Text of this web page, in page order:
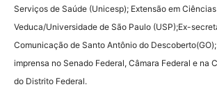
Serviços de Saúde (Unicesp); Extensão em
Veduca/Universidade de São Paulo (USP);Ex-
Comunicação de Santo Antônio do
imprensa no Senado Federal, Câmara Federal e na
do Distrito Federal.